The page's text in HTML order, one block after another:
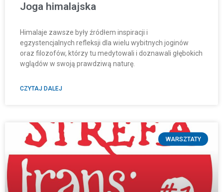
Joga himalajska
Himalaje zawsze były źródłem inspiracji i
egzystencjalnych refleksji dla wielu wybitnych joginów
oraz filozofów, którzy tu medytowali i doznawali głębokich
wglądów w swoją prawdziwą naturę.
CZYTAJ DALEJ
WARSZTATY